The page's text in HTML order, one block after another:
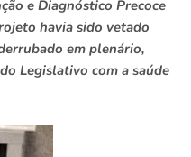
e Diagnóstico Precoce
havia sido vetado
em plenário,
Legislativo com a saúde